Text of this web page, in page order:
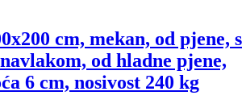
cm, mekan, od pjene, s
od hladne pjene,
6 cm, nosivost 240 kg